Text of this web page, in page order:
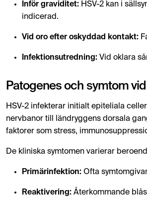
Inför graviditet: HSV-2 kan i
indicerad.
Vid oro efter oskyddad kontakt:
Infektionsutredning: Vid oklara
Patogenes och symtom
HSV-2 infekterar initialt epiteliala
nervbanor till ländryggens dorsala
faktorer som stress,
De kliniska symtomen varierar
Primärinfektion: Ofta
Reaktivering: Återkommande